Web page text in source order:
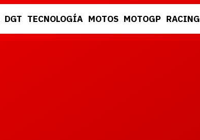
DGT TECNOLOGÍA MOTOS MOTOGP RACING